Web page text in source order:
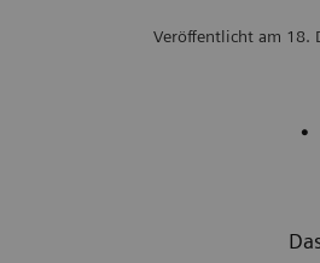
Veröffentlicht am 18.